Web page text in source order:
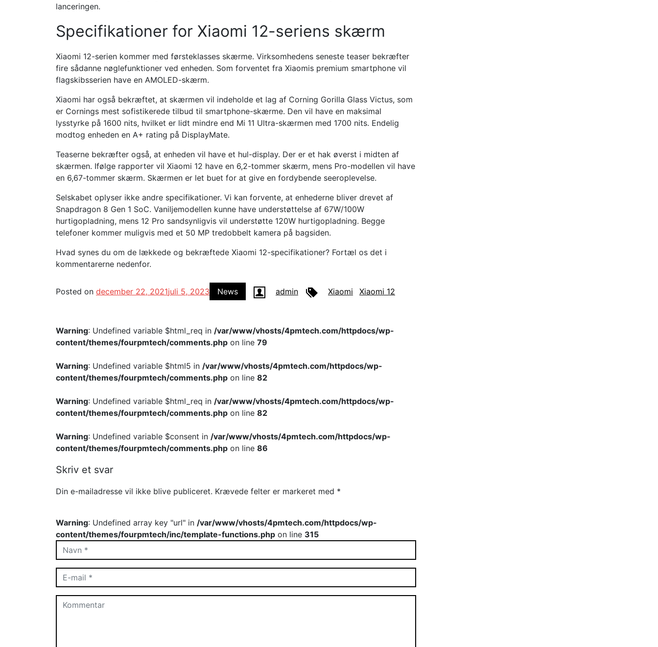
lanceringen.
Specifikationer for Xiaomi 12-seriens skærm
Xiaomi 12-serien kommer med førsteklasses skærme. Virksomhedens seneste teaser bekræfter
fire sådanne nøglefunktioner ved enheden. Som forventet fra Xiaomis premium smartphone vil
flagskibsserien have en AMOLED-skærm.
Xiaomi har også bekræftet, at skærmen vil indeholde et lag af Corning Gorilla Glass Victus, som
er Cornings mest sofistikerede tilbud til smartphone-skærme. Den vil have en maksimal
lysstyrke på 1600 nits, hvilket er lidt mindre end Mi 11 Ultra-skærmen med 1700 nits. Endelig
modtog enheden en A+ rating på DisplayMate.
Teaserne bekræfter også, at enheden vil have et hul-display. Der er et hak øverst i midten af ​​
skærmen. Ifølge rapporter vil Xiaomi 12 have en 6,2-tommer skærm, mens Pro-modellen vil have
en 6,67-tommer skærm. Skærmen er let buet for at give en fordybende seeroplevelse.
Selskabet oplyser ikke andre specifikationer. Vi kan forvente, at enhederne bliver drevet af
Snapdragon 8 Gen 1 SoC. Vaniljemodellen kunne have understøttelse af 67W/100W
hurtigopladning, mens 12 Pro sandsynligvis vil understøtte 120W hurtigopladning. Begge
telefoner kommer muligvis med et 50 MP tredobbelt kamera på bagsiden.
Hvad synes du om de lækkede og bekræftede Xiaomi 12-specifikationer? Fortæl os det i
kommentarerne nedenfor.
Posted on december 22, 2021juli 5, 2023 News admin Xiaomi Xiaomi 12
Warning: Undefined variable $html_req in /var/www/vhosts/4pmtech.com/httpdocs/wp-
content/themes/fourpmtech/comments.php on line 79
Warning: Undefined variable $html5 in /var/www/vhosts/4pmtech.com/httpdocs/wp-
content/themes/fourpmtech/comments.php on line 82
Warning: Undefined variable $html_req in /var/www/vhosts/4pmtech.com/httpdocs/wp-
content/themes/fourpmtech/comments.php on line 82
Warning: Undefined variable $consent in /var/www/vhosts/4pmtech.com/httpdocs/wp-
content/themes/fourpmtech/comments.php on line 86
Skriv et svar
Din e-mailadresse vil ikke blive publiceret. Krævede felter er markeret med *
Warning: Undefined array key "url" in /var/www/vhosts/4pmtech.com/httpdocs/wp-
content/themes/fourpmtech/inc/template-functions.php on line 315